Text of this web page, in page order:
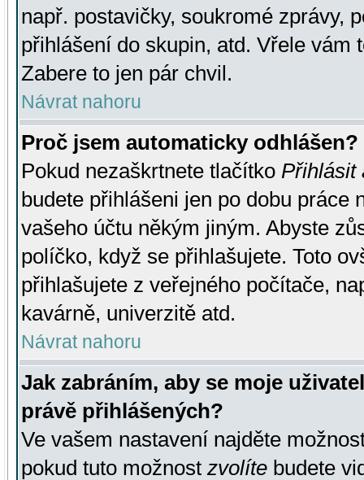
např. postavičky, soukromé zprávy,
přihlášení do skupin, atd. Vřele vám
Zabere to jen pár chvil.
Návrat nahoru
Proč jsem automaticky odhlášen?
Pokud nezaškrtnete tlačítko Přihlásit
budete přihlášeni jen po dobu práce
vašeho účtu někým jiným. Abyste
políčko, když se přihlašujete. Toto
přihlašujete z veřejného počítače,
kavárně, univerzitě atd.
Návrat nahoru
Jak zabráním, aby se moje
právě přihlášených?
Ve vašem nastavení najděte
pokud tuto možnost zvolíte budete